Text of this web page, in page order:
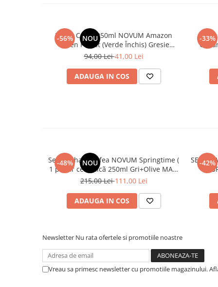
-56% NOU
Pahar Cafea 250ml NOVUM Amazon
Green Forest (Verde Închis) Gresie
Ceramică Glazurată Manual
94,00 Lei41,00 Lei
ADAUGA IN COS
-33%
-48% NOU
Set 2 Pahare Cafea NOVUM Springtime (
1 pahar ceramicã 250ml Gri+Olive MAT,
1 pahar ceramicã 80ml Galben+Verde
215,00 Lei111,00 Lei
ADAUGA IN COS
-42%
SET 4
Newsletter Nu rata ofertele si promotiile noastre
Vreau sa primesc newsletter cu promotiile magazinului.